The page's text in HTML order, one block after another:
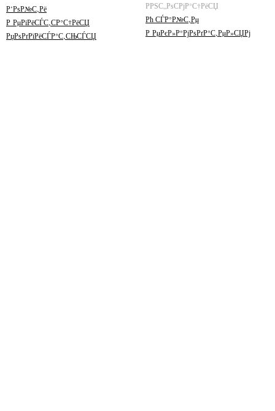
Р’РѕР№С‚Рё
Р РµРіРёСЃС‚СР°С†РёСЏ
РџРѕРґРїРёСЃР°С‚СЊСЃСЏ
РРЅС„РѕСРјР°С†РёСЏ
Рћ СЃР°Р№С‚Рµ
Р РµРєР»Р°РјРѕРґР°С‚РµР»СЏРј